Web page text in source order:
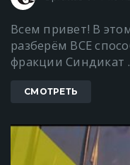
Всем привет! В
разберём ВСЕ
фракции Синдикат
СМОТРЕТЬ